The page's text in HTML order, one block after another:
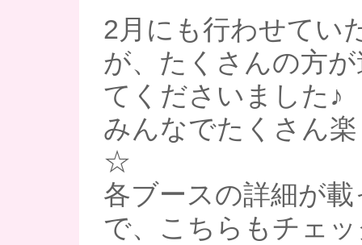
2月にも行わせてい
が、たくさんの方
てくださいました♪
みんなでたくさん
☆
各ブースの詳細が
で、こちらもチェ